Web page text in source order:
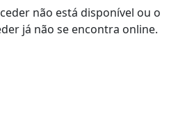
não está disponível ou o
já não se encontra online.